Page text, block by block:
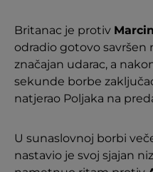
Britanac je protiv
odradio gotovo savršen
značajan udarac, a
sekunde borbe
natjerao Poljaka na
U sunaslovnoj borbi
nastavio je svoj sjajan